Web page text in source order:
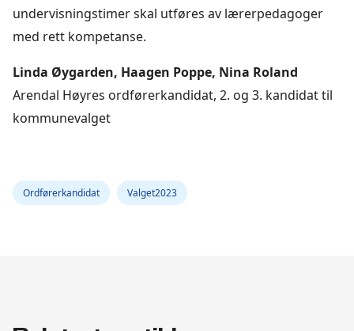
undervisningstimer skal utføres av lærerpedagoger
med rett kompetanse.
Linda Øygarden, Haagen Poppe, Nina Roland
Arendal Høyres ordførerkandidat, 2. og 3. kandidat til
kommunevalget
Ordførerkandidat Valget2023